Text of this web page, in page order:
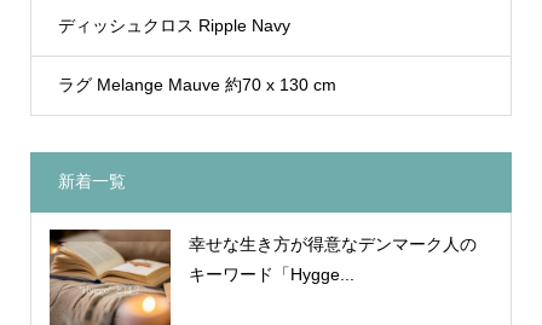
ディッシュクロス Ripple Navy
ラグ Melange Mauve 約70 x 130 cm
新着一覧
幸せな生き方が得意なデンマーク人の
キーワード「Hygge...